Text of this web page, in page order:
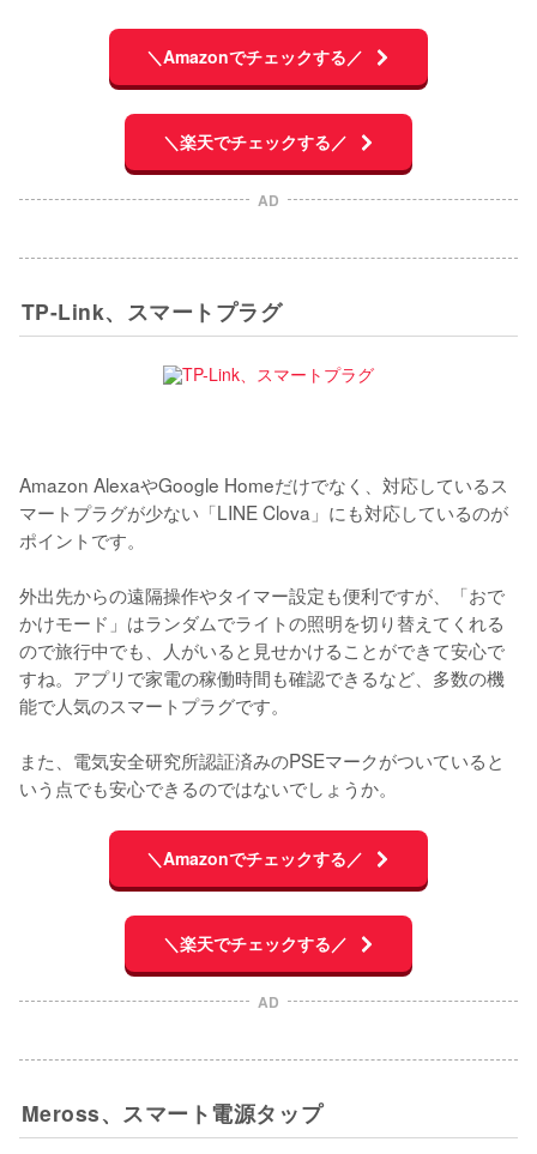
＼Amazonでチェックする／
＼楽天でチェックする／
AD
TP-Link、スマートプラグ
Amazon AlexaやGoogle Homeだけでなく、対応しているス
マートプラグが少ない「LINE Clova」にも対応しているのが
ポイントです。
外出先からの遠隔操作やタイマー設定も便利ですが、「おで
かけモード」はランダムでライトの照明を切り替えてくれる
ので旅行中でも、人がいると見せかけることができて安心で
すね。アプリで家電の稼働時間も確認できるなど、多数の機
能で人気のスマートプラグです。
また、電気安全研究所認証済みのPSEマークがついていると
いう点でも安心できるのではないでしょうか。
＼Amazonでチェックする／
＼楽天でチェックする／
AD
Meross、スマート電源タップ